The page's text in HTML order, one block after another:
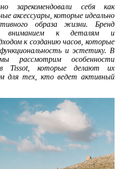
зарекомендовали себя как
аксессуары, которые идеально
образа жизни. Бренд
вниманием к деталям и
к созданию часов, которые
и эстетику. В
рассмотрим особенности
Tissot, которые делают их
для тех, кто ведет активный